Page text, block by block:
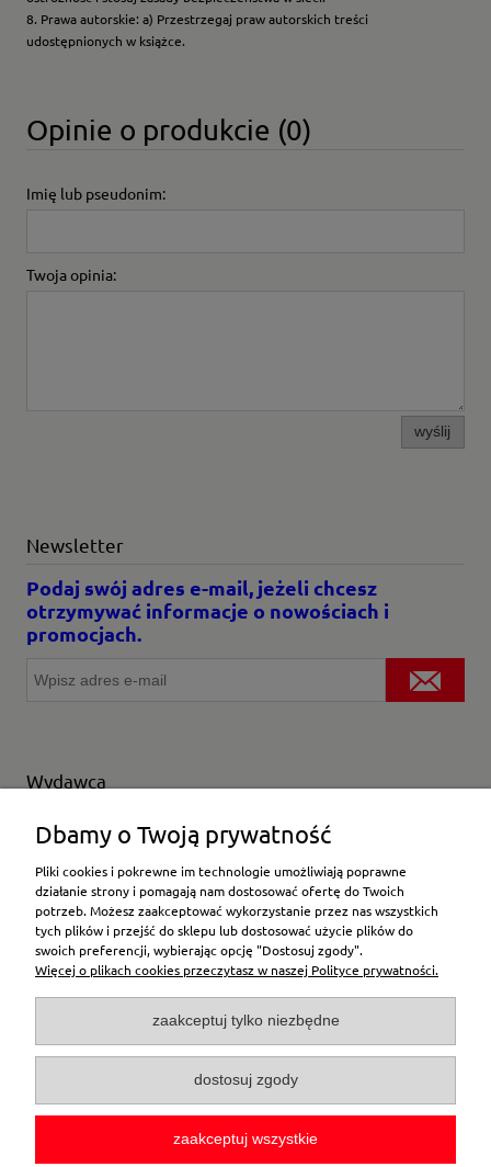
8. Prawa autorskie: a) Przestrzegaj praw autorskich treści
udostępnionych w książce.
Opinie o produkcie (0)
Imię lub pseudonim:
Twoja opinia:
wyślij
Newsletter
Podaj swój adres e-mail, jeżeli chcesz
otrzymywać informacje o nowościach i
promocjach.
Wydawca
Wybierz producenta
Moje konto
Płatności i dostawa
Pomoc
O firmie
Dbamy o Twoją prywatność
Pliki cookies i pokrewne im technologie umożliwiają poprawne
działanie strony i pomagają nam dostosować ofertę do Twoich
potrzeb. Możesz zaakceptować wykorzystanie przez nas wszystkich
tych plików i przejść do sklepu lub dostosować użycie plików do
swoich preferencji, wybierając opcję "Dostosuj zgody".
Więcej o plikach cookies przeczytasz w naszej Polityce prywatności.
zaakceptuj tylko niezbędne
dostosuj zgody
zaakceptuj wszystkie